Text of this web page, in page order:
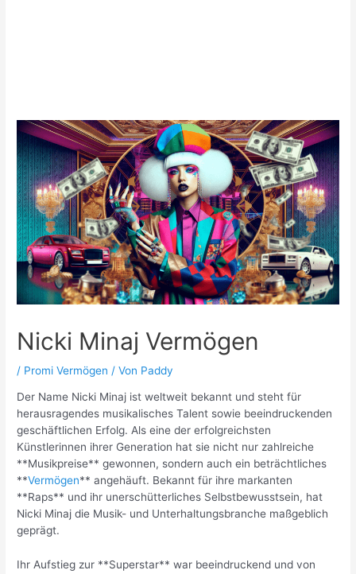
Nicki Minaj Vermögen
/ Promi Vermögen / Von Paddy
Der Name Nicki Minaj ist weltweit bekannt und steht für
herausragendes musikalisches Talent sowie beeindruckenden
geschäftlichen Erfolg. Als eine der erfolgreichsten
Künstlerinnen ihrer Generation hat sie nicht nur zahlreiche
**Musikpreise** gewonnen, sondern auch ein beträchtliches
**Vermögen** angehäuft. Bekannt für ihre markanten
**Raps** und ihr unerschütterliches Selbstbewusstsein, hat
Nicki Minaj die Musik- und Unterhaltungsbranche maßgeblich
geprägt.
Ihr Aufstieg zur **Superstar** war beeindruckend und von